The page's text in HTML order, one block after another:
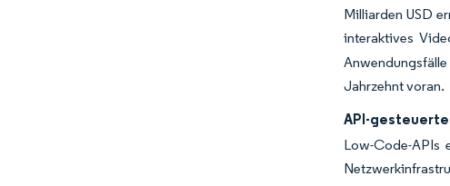
Milliarden USD
interaktives
Jahrzehnt voran.
API-
Low-Code-APIs